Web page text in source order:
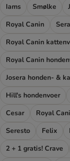
Iams
Smølke
Royal Canin
Sera
Royal Canin
Royal Canin
Josera honden- &
Hill's hondenvoer
Cesar
Royal
Seresto
Felix
2 + 1 gratis! Crave